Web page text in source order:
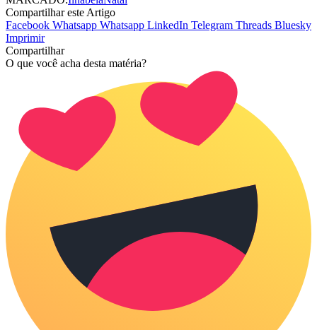
Compartilhar este Artigo
Facebook Whatsapp Whatsapp LinkedIn Telegram Threads Bluesky
Imprimir
Compartilhar
O que você acha desta matéria?